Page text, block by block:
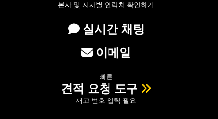
본사 및 지사별 연락처 확인하기
실시간 채팅
이메일
빠른
견적 요청 도구
재고 번호 입력 필요